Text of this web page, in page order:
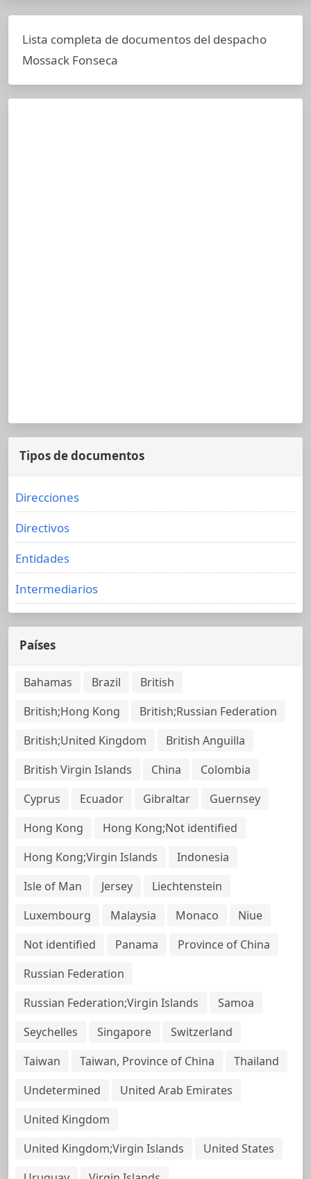
Lista completa de documentos del despacho
Mossack Fonseca
Tipos de documentos
Direcciones
Directivos
Entidades
Intermediarios
Países
Bahamas Brazil
British
British;Hong Kong
British;Russian Federation
British;United Kingdom
British Anguilla
British Virgin Islands
China
Colombia
Cyprus
Ecuador Gibraltar
Guernsey
Hong Kong
Hong Kong;Not identified
Hong Kong;Virgin Islands
Indonesia
Isle of Man
Jersey
Liechtenstein
Luxembourg
Malaysia Monaco
Niue
Not identified
Panama
Province of China
Russian Federation
Russian Federation;Virgin Islands
Samoa
Seychelles
Singapore
Switzerland
Taiwan
Taiwan, Province of China
Thailand
Undetermined
United Arab Emirates
United Kingdom
United Kingdom;Virgin Islands
United States